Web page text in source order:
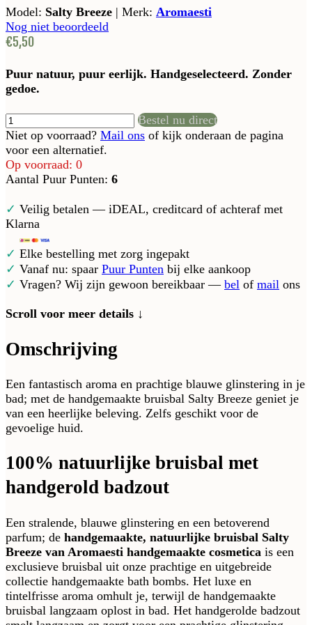
Model: Salty Breeze | Merk: Aromaesti
Nog niet beoordeeld
€5,50
Puur natuur, puur eerlijk. Handgeselecteerd. Zonder
gedoe.
Bestel nu direct
Niet op voorraad? Mail ons of kijk onderaan de pagina
voor een alternatief.
Op voorraad: 0
Aantal Puur Punten: 6
✓ Veilig betalen — iDEAL, creditcard of achteraf met
Klarna
✓ Elke bestelling met zorg ingepakt
✓ Vanaf nu: spaar Puur Punten bij elke aankoop
✓ Vragen? Wij zijn gewoon bereikbaar — bel of mail ons
Scroll voor meer details ↓
Omschrijving
Een fantastisch aroma en prachtige blauwe glinstering in je
bad; met de handgemaakte bruisbal Salty Breeze geniet je
van een heerlijke beleving. Zelfs geschikt voor de
gevoelige huid.
100% natuurlijke bruisbal met
handgerold badzout
Een stralende, blauwe glinstering en een betoverend
parfum; de handgemaakte, natuurlijke bruisbal Salty
Breeze van Aromaesti handgemaakte cosmetica is een
exclusieve bruisbal uit onze prachtige en uitgebreide
collectie handgemaakte bath bombs. Het luxe en
tintelfrisse aroma omhult je, terwijl de handgemaakte
bruisbal langzaam oplost in bad. Het handgerolde badzout